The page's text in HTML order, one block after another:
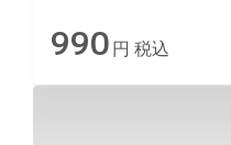
990 円 税込